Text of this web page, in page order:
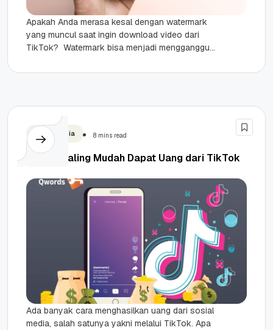
Apakah Anda merasa kesal dengan watermark
yang muncul saat ingin download video dari
TikTok? Watermark bisa menjadi mengganggu
TikTok...
Social Media 8 mins read
9 Cara Paling Mudah Dapat Uang dari TikTok
Ada banyak cara menghasilkan uang dari sosial
media, salah satunya yakni melalui TikTok. Apa